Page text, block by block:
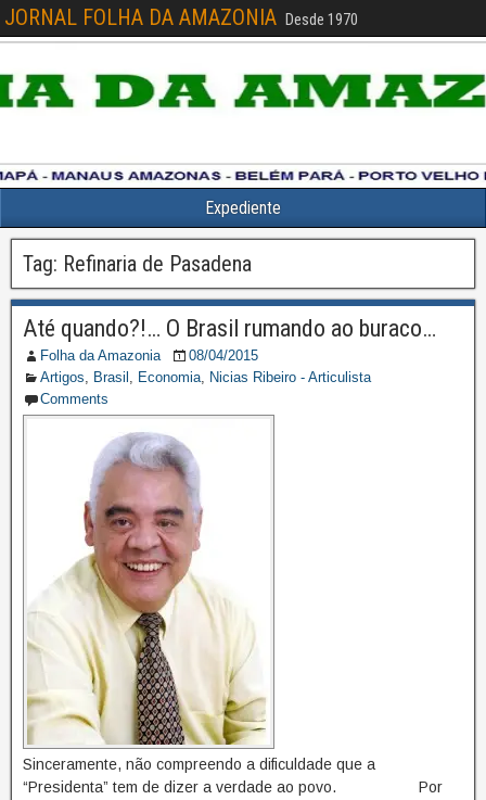
JORNAL FOLHA DA AMAZONIA Desde 1970
Expediente
Tag: Refinaria de Pasadena
Até quando?!… O Brasil rumando ao buraco…
Folha da Amazonia
08/04/2015
Artigos, Brasil , Economia, Nicias Ribeiro - Articulista
Comments
Sinceramente, não compreendo a dificuldade que a
“Presidenta” tem de dizer a verdade ao povo. Por